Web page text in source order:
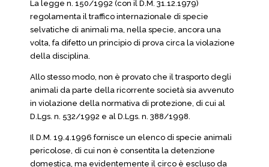
La legge n. 150/1992 (con il D.M. 31.12.1979)
regolamenta il traffico internazionale di specie
selvatiche di animali ma, nella specie, ancora una
volta, fa difetto un principio di prova circa la violazione
della disciplina.
Allo stesso modo, non è provato che il trasporto degli
animali da parte della ricorrente società sia avvenuto
in violazione della normativa di protezione, di cui al
D.Lgs. n. 532/1992 e al D.Lgs. n. 388/1998.
Il D.M. 19.4.1996 fornisce un elenco di specie animali
pericolose, di cui non è consentita la detenzione
domestica, ma evidentemente il circo è escluso da